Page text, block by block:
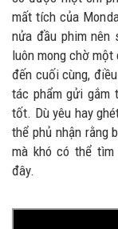
mất tích của
nửa đầu phim nên
luôn mong chờ một
đến cuối cùng,
tác phẩm gửi gắm
tốt. Dù yêu hay
thể phủ nhận rằng
mà khó có thể tìm
đây.